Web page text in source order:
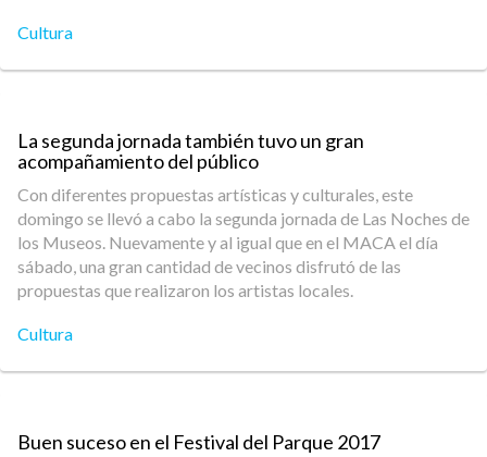
Cultura
La segunda jornada también tuvo un gran
acompañamiento del público
Con diferentes propuestas artísticas y culturales, este
domingo se llevó a cabo la segunda jornada de Las Noches de
los Museos. Nuevamente y al igual que en el MACA el día
sábado, una gran cantidad de vecinos disfrutó de las
propuestas que realizaron los artistas locales.
Cultura
Buen suceso en el Festival del Parque 2017